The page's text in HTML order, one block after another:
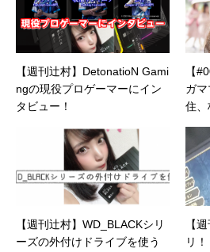
【週刊辻村】DetonatioN Gami
ngの現役プロゲーマーにイン
タビュー！
【
ガ
住、
【週刊辻村】WD_BLACKシリ
ーズの外付けドライブを使う
【
リ